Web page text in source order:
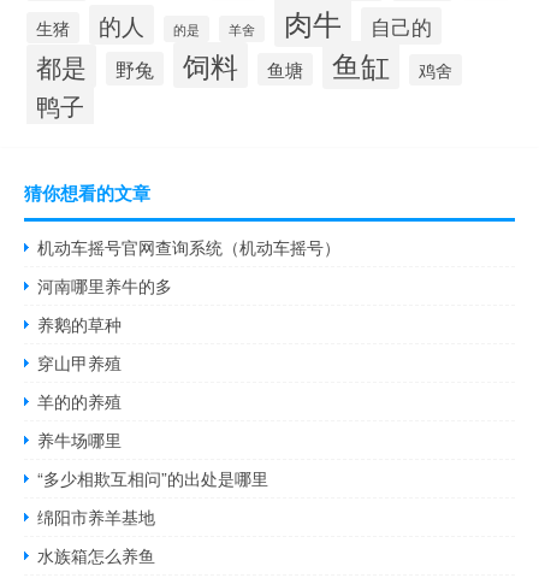
生猪 的人 的是 羊舍 肉牛 自己的
都是 野兔 饲料 鱼塘 鱼缸 鸡舍
鸭子
猜你想看的文章
机动车摇号官网查询系统（机动车摇号）
河南哪里养牛的多
养鹅的草种
穿山甲养殖
羊的的养殖
养牛场哪里
“多少相欺互相问”的出处是哪里
绵阳市养羊基地
水族箱怎么养鱼